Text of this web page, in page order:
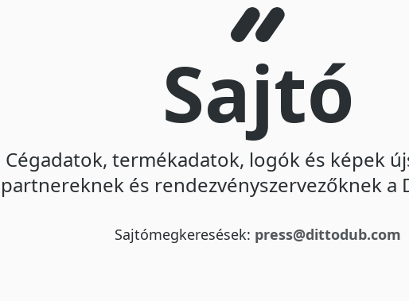
Sajtó
Cégadatok, termékadatok, logók és képek
partnereknek és rendezvényszervezőknek a
Sajtómegkeresések: press@dittodub.com